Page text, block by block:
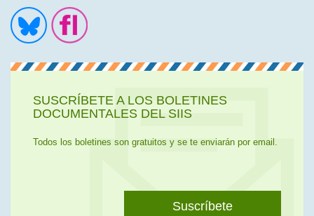
SUSCRÍBETE A LOS BOLETINES
DOCUMENTALES DEL SIIS
Todos los boletines son gratuitos y se te enviarán por email.
Suscríbete